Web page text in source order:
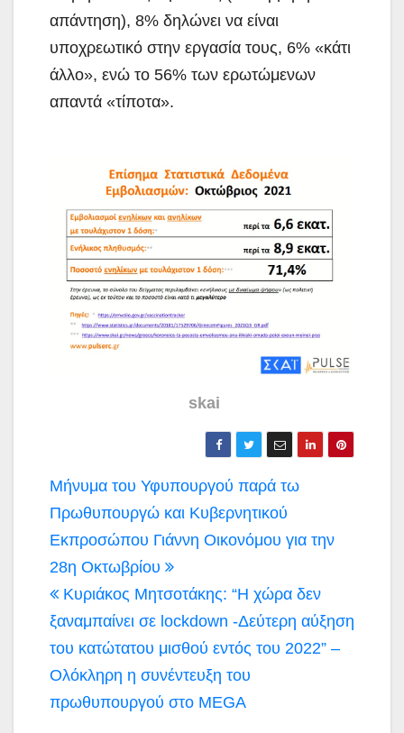
απάντηση), 8% δηλώνει να είναι
υποχρεωτικό στην εργασία τους, 6% «κάτι
άλλο», ενώ το 56% των ερωτώμενων
απαντά «τίποτα».
skai
Πλοήγηση
άρθρων
Μήνυμα του Υφυπουργού παρά τω
Πρωθυπουργώ και Κυβερνητικού
Εκπροσώπου Γιάννη Οικονόμου για την
28η Οκτωβρίου
Κυριάκος Μητσοτάκης: “Η χώρα δεν
ξαναμπαίνει σε lockdown -Δεύτερη αύξηση
του κατώτατου μισθού εντός του 2022” –
Ολόκληρη η συνέντευξη του
πρωθυπουργού στο MEGA